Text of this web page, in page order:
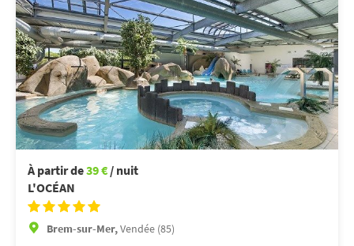
À partir de39 € / nuit
L'OCÉAN
Brem-sur-Mer,Vendée (85)